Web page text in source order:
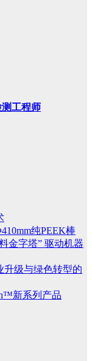
工程师
纯PEEK棒
金字塔” 驱动机器
升级与绿色转型的
新系列产品